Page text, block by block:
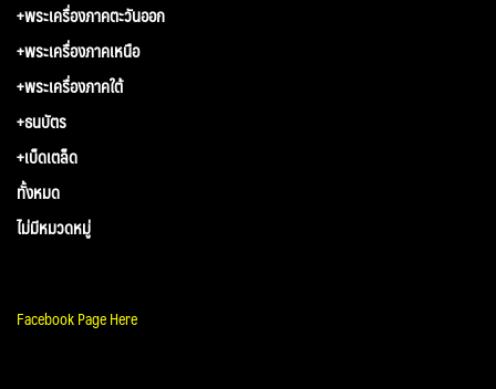
+พระเครื่องภาคตะวันออก
+พระเครื่องภาคเหนือ
+พระเครื่องภาคใต้
+ธนบัตร
+เบ็ดเตล็ด
ทั้งหมด
ไม่มีหมวดหมู่
Facebook Page Here